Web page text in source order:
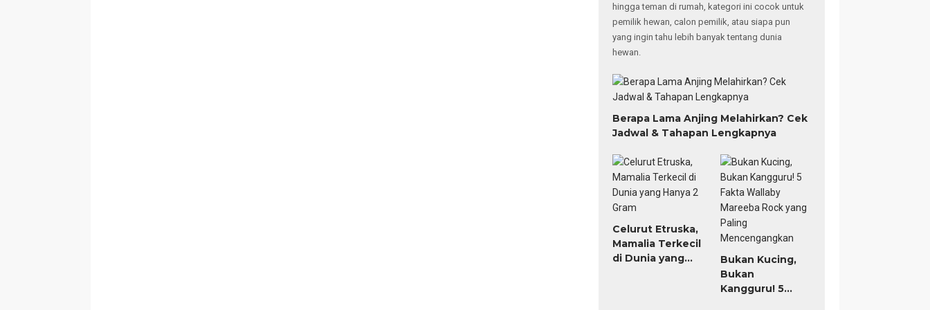
hingga teman di rumah, kategori ini cocok untuk
pemilik hewan, calon pemilik, atau siapa pun
yang ingin tahu lebih banyak tentang dunia
hewan.
Berapa Lama Anjing Melahirkan? Cek
Jadwal & Tahapan Lengkapnya
Celurut Etruska,
Mamalia Terkecil
di Dunia yang
Bukan Kucing,
Bukan
Kangguru! 5